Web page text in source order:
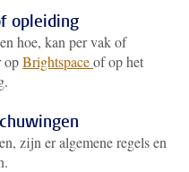
opleiding
hoe, kan per vak of
opBrightspaceof op het
zijn er algemene regels en